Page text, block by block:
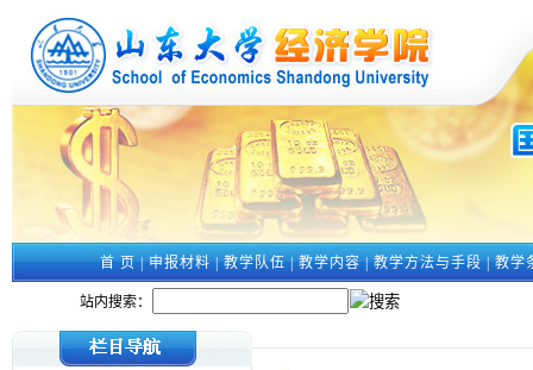
首 页|申报材料|教学队伍|教学内容|教学方法与手段|教学
站内搜索：